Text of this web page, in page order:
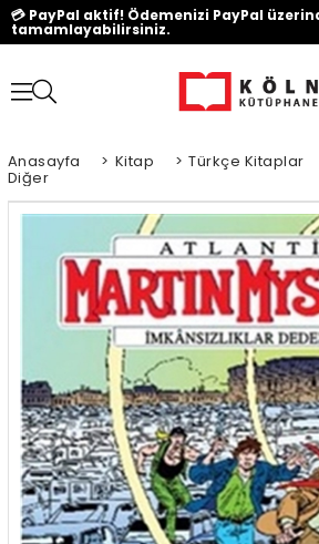
💳 PayPal aktif! Ödemenizi PayPal
tamamlayabilirsiniz.
Anasayfa > Kitap > Türkçe Kitaplar
Diğer